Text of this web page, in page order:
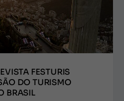
FESTURIS
DO TURISMO
BRASIL